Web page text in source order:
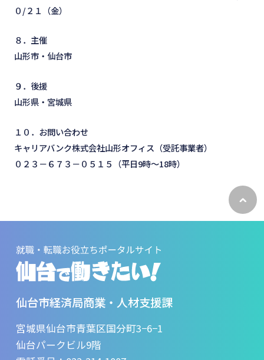
０/２１（金）
８．主催
山形市・仙台市
９．後援
山形県・宮城県
１０．お問い合わせ
キャリアバンク株式会社山形オフィス（受託事業者）
０２３－６７３－０５１５（平日9時～18時）
ペ
ー
ジ
仙台市経済局商業・人材支援課
宮城県仙台市青葉区国分町3−6−1
仙台パークビル9階